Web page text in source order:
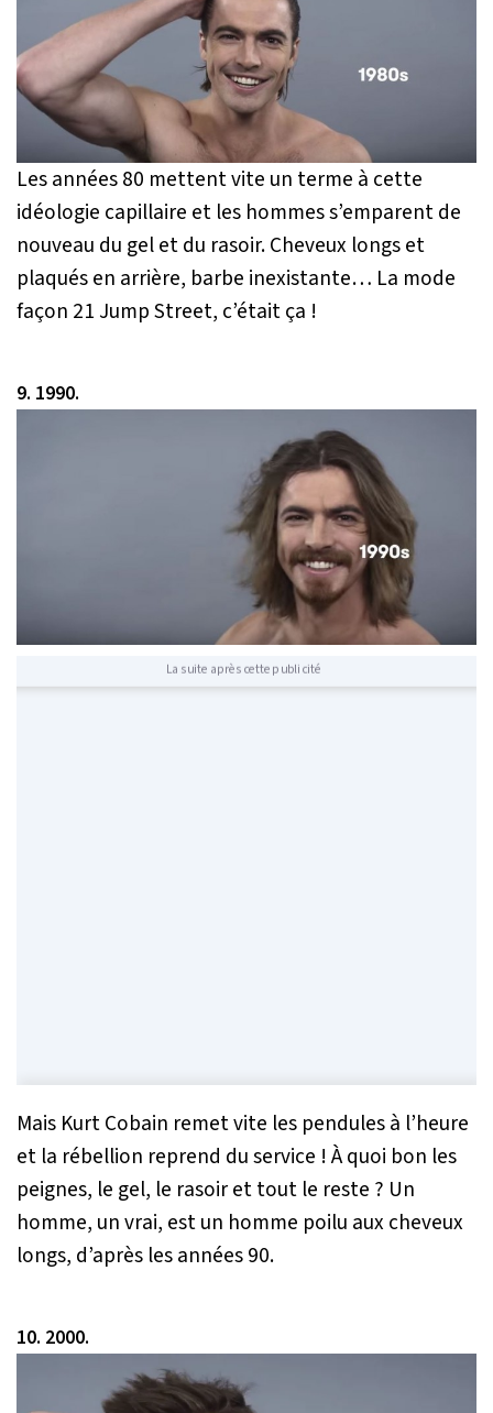
Les années 80 mettent vite un terme à cette
idéologie capillaire et les hommes s’emparent de
nouveau du gel et du rasoir. Cheveux longs et
plaqués en arrière, barbe inexistante… La mode
façon 21 Jump Street, c’était ça !
9. 1990.
La suite après cette publicité
Mais Kurt Cobain remet vite les pendules à l’heure
et la rébellion reprend du service ! À quoi bon les
peignes, le gel, le rasoir et tout le reste ? Un
homme, un vrai, est un homme poilu aux cheveux
longs, d’après les années 90.
10. 2000.